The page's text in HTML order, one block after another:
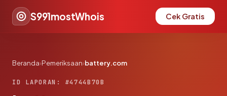
S991mostWhois Cek Gratis
Beranda›Pemeriksaan›battery.com
ID LAPORAN: #4744B70B